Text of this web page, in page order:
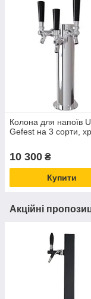
Колона для напоїв
Gefest на 3 сорти,
10 300 ₴
Купити
Акційні